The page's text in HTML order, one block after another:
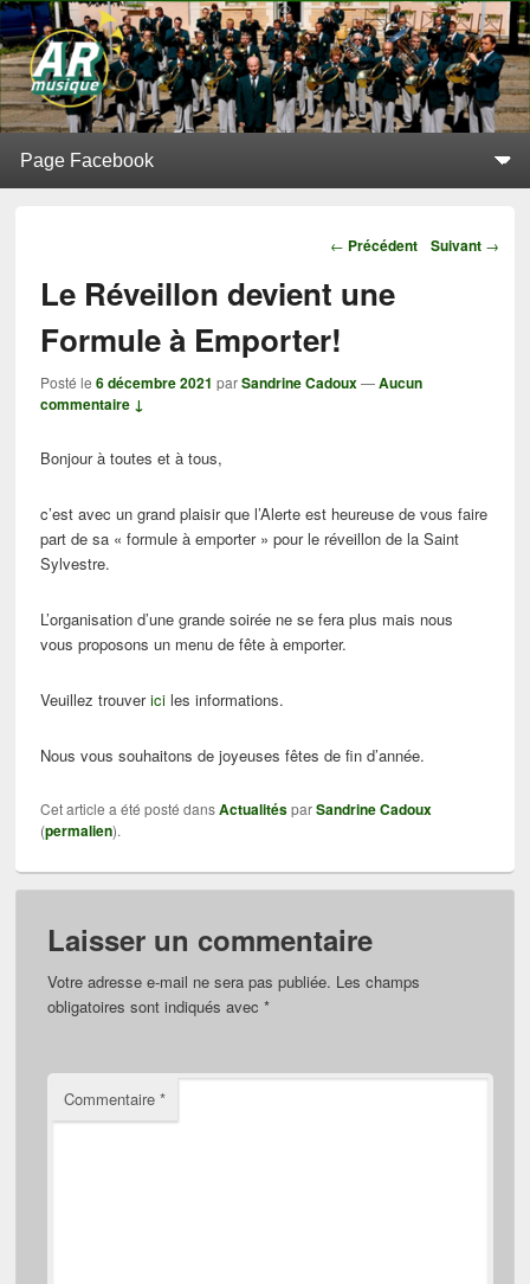
L'Alerte de Replonges
BATTERIE-FANFARE SITUÉE À REPLONGES (AIN)
Navigation
← Précédent Suivant →
Le Réveillon devient une
Formule à Emporter!
Posté le6 décembre 2021 parSandrine Cadoux —Aucun
commentaire ↓
Bonjour à toutes et à tous,
c’est avec un grand plaisir que l’Alerte est heureuse de vous faire
part de sa « formule à emporter » pour le réveillon de la Saint
Sylvestre.
L’organisation d’une grande soirée ne se fera plus mais nous
vous proposons un menu de fête à emporter.
Veuillez trouverici les informations.
Nous vous souhaitons de joyeuses fêtes de fin d’année.
Cet article a été posté dansActualitésparSandrine Cadoux
(permalien).
Laisser un commentaire
Votre adresse e-mail ne sera pas publiée. Les champs
obligatoires sont indiqués avec*
Commentaire*